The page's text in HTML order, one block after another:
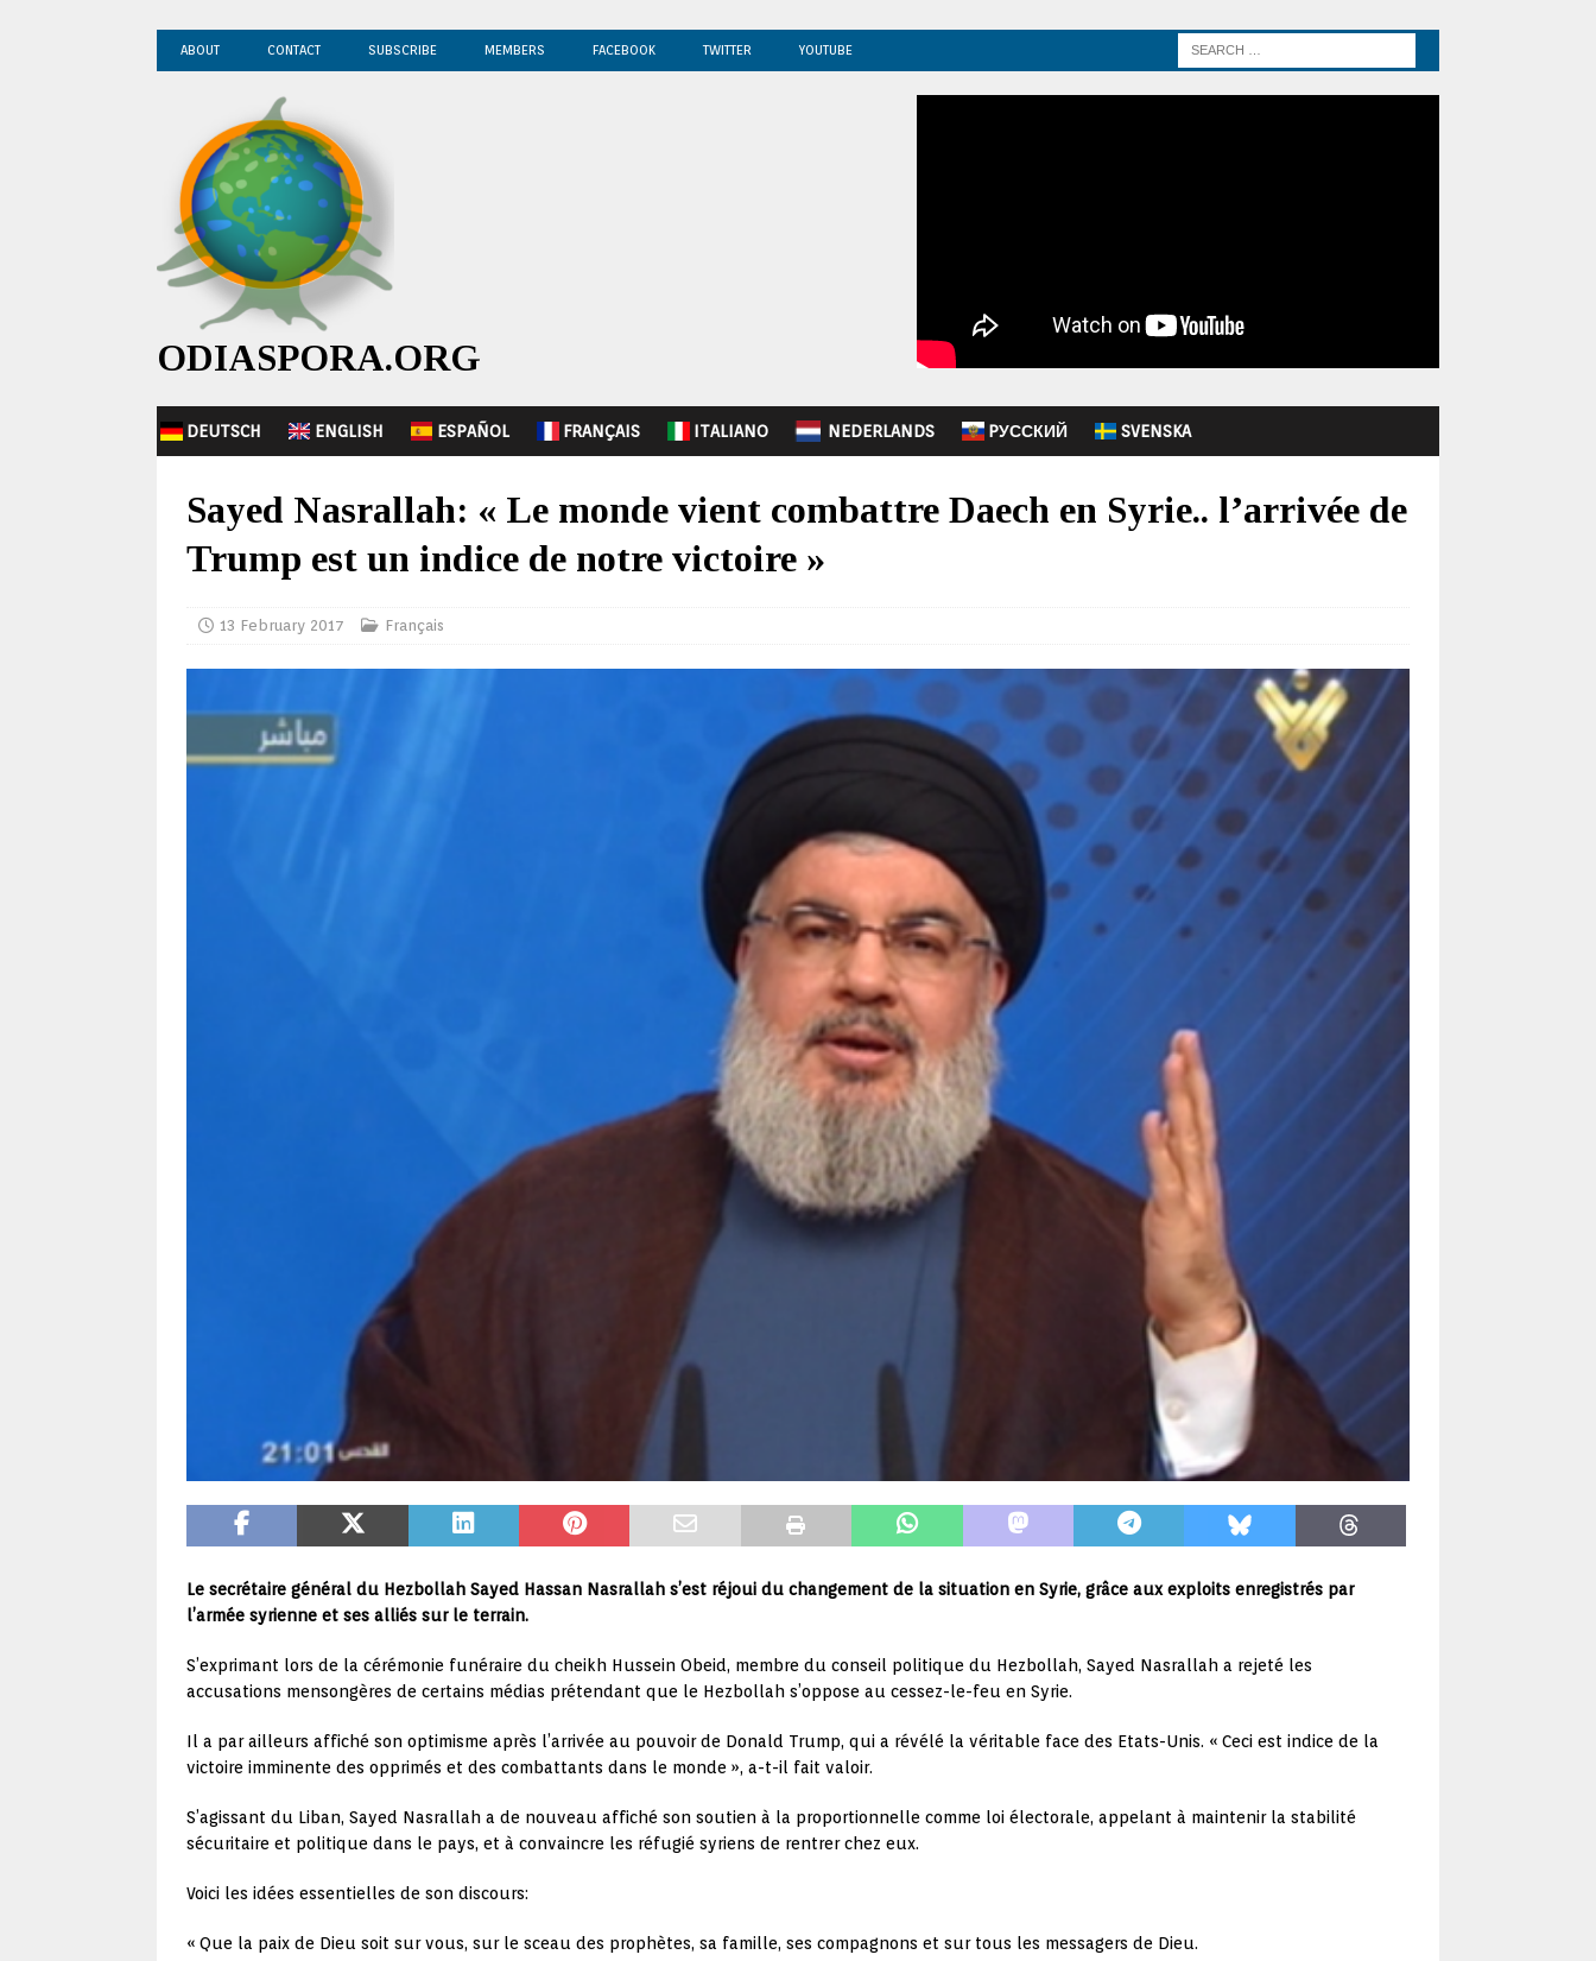
ABOUT CONTACT SUBSCRIBE MEMBERS FACEBOOK TWITTER YOUTUBE
ODIASPORA.ORG
DEUTSCH ENGLISH ESPAÑOL FRANÇAIS ITALIANO NEDERLANDS PУССКИЙ SVENSKA
Sayed Nasrallah: « Le monde vient combattre Daech en Syrie.. l’arrivée de
Trump est un indice de notre victoire »
13 February 2017 Français
Le secrétaire général du Hezbollah Sayed Hassan Nasrallah s’est réjoui du changement de la situation en Syrie, grâce aux exploits enregistrés par
l’armée syrienne et ses alliés sur le terrain.
S’exprimant lors de la cérémonie funéraire du cheikh Hussein Obeid, membre du conseil politique du Hezbollah, Sayed Nasrallah a rejeté les
accusations mensongères de certains médias prétendant que le Hezbollah s’oppose au cessez-le-feu en Syrie.
Il a par ailleurs affiché son optimisme après l’arrivée au pouvoir de Donald Trump, qui a révélé la véritable face des Etats-Unis. « Ceci est indice de la
victoire imminente des opprimés et des combattants dans le monde », a-t-il fait valoir.
S’agissant du Liban, Sayed Nasrallah a de nouveau affiché son soutien à la proportionnelle comme loi électorale, appelant à maintenir la stabilité
sécuritaire et politique dans le pays, et à convaincre les réfugié syriens de rentrer chez eux.
Voici les idées essentielles de son discours:
« Que la paix de Dieu soit sur vous, sur le sceau des prophètes, sa famille, ses compagnons et sur tous les messagers de Dieu.